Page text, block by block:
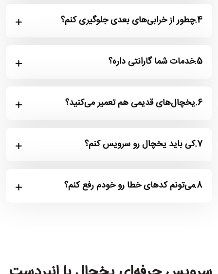
4.چطور از خرابی‌های بعدی جلوگیری کنم؟
5.خدمات شما گارانتی داره؟
6. یخچال‌های قدیمی هم تعمیر می‌کنید؟
7.کی باید یخچال رو سرویس کنم؟
8.می‌تونم کدهای خطا رو خودم رفع کنم؟